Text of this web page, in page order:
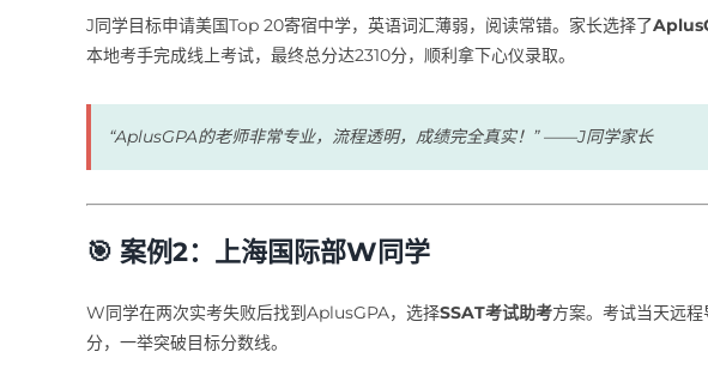
J同学目标申请美国Top 20寄宿中学，英语词汇薄弱，阅读常错。家长选择了
本地考手完成线上考试，最终总分达2310分，顺利拿下心仪录取。
“AplusGPA的老师非常专业，流程透明，成绩完全真实！” ——J同学家长
🎯 案例2：上海国际部W同学
W同学在两次实考失败后找到AplusGPA，选择SSAT考试助考方案。考试当天远
分，一举突破目标分数线。